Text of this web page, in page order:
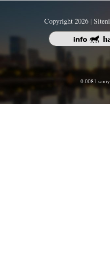
Copyright 2026 |
0.0081